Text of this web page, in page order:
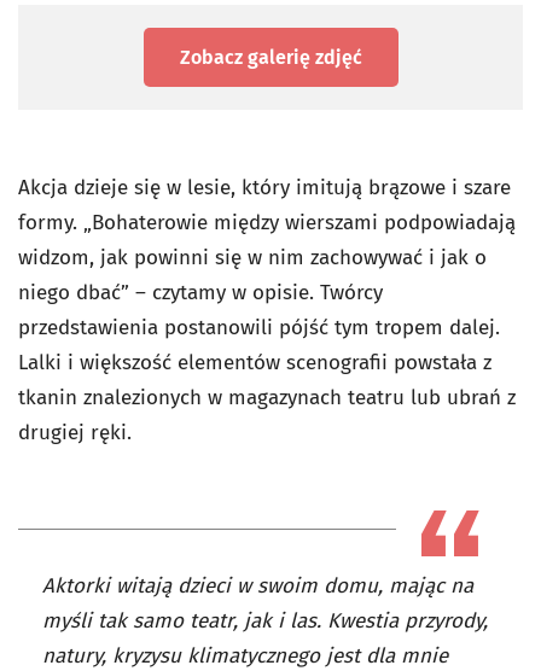
Zobacz galerię zdjęć
Akcja dzieje się w lesie, który imitują brązowe i szare
formy. „Bohaterowie między wierszami podpowiadają
widzom, jak powinni się w nim zachowywać i jak o
niego dbać” – czytamy w opisie. Twórcy
przedstawienia postanowili pójść tym tropem dalej.
Lalki i większość elementów scenografii powstała z
tkanin znalezionych w magazynach teatru lub ubrań z
drugiej ręki.
Aktorki witają dzieci w swoim domu, mając na
myśli tak samo teatr, jak i las. Kwestia przyrody,
natury, kryzysu klimatycznego jest dla mnie